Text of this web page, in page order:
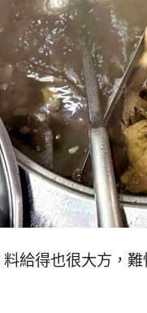
給得也很大方，